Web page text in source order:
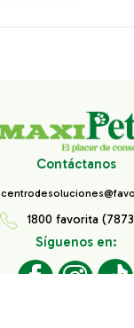
Contáctanos
1800 favorita
Síguenos en: